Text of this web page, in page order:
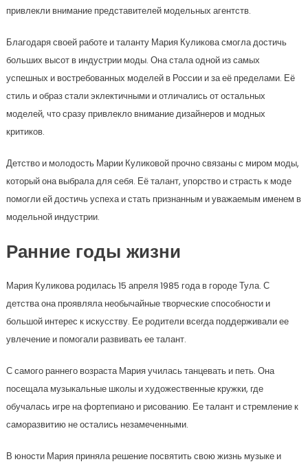
привлекли внимание представителей модельных агентств.
Благодаря своей работе и таланту Мария Куликова смогла достичь
больших высот в индустрии моды. Она стала одной из самых
успешных и востребованных моделей в России и за её пределами. Её
стиль и образ стали эклектичными и отличались от остальных
моделей, что сразу привлекло внимание дизайнеров и модных
критиков.
Детство и молодость Марии Куликовой прочно связаны с миром моды,
который она выбрала для себя. Её талант, упорство и страсть к моде
помогли ей достичь успеха и стать признанным и уважаемым именем в
модельной индустрии.
Ранние годы жизни
Мария Куликова родилась 15 апреля 1985 года в городе Тула. С
детства она проявляла необычайные творческие способности и
большой интерес к искусству. Ее родители всегда поддерживали ее
увлечение и помогали развивать ее талант.
С самого раннего возраста Мария училась танцевать и петь. Она
посещала музыкальные школы и художественные кружки, где
обучалась игре на фортепиано и рисованию. Ее талант и стремление к
саморазвитию не остались незамеченными.
В юности Мария приняла решение посвятить свою жизнь музыке и